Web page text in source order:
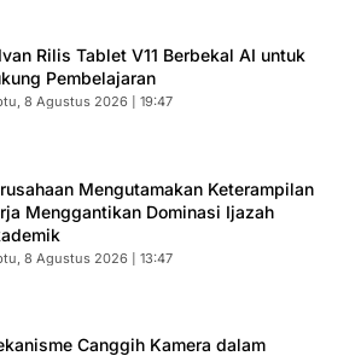
Rilis Tablet V11 Berbekal AI untuk
Pembelajaran
8 Agustus 2026 | 19:47
Mengutamakan Keterampilan
Menggantikan Dominasi Ijazah
8 Agustus 2026 | 13:47
Canggih Kamera dalam